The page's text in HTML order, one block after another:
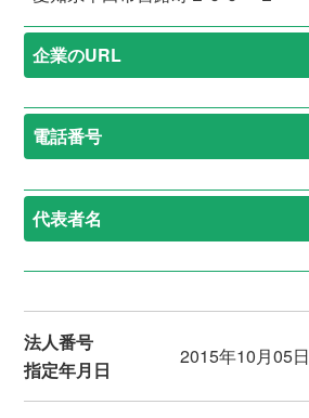
企業のURL
電話番号
代表者名
法人番号
指定年月日
2015年10月05日